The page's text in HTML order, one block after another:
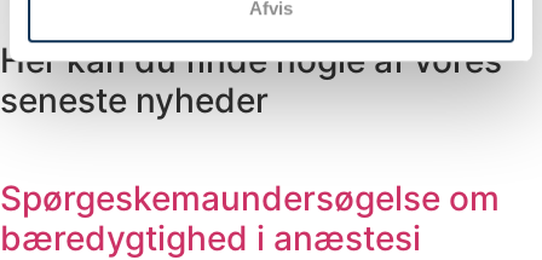
Afvis
Referat Smerteudvalg, internat 09.2014
Her kan du finde nogle af vores
seneste nyheder
Spørgeskemaundersøgelse om
bæredygtighed i anæstesi